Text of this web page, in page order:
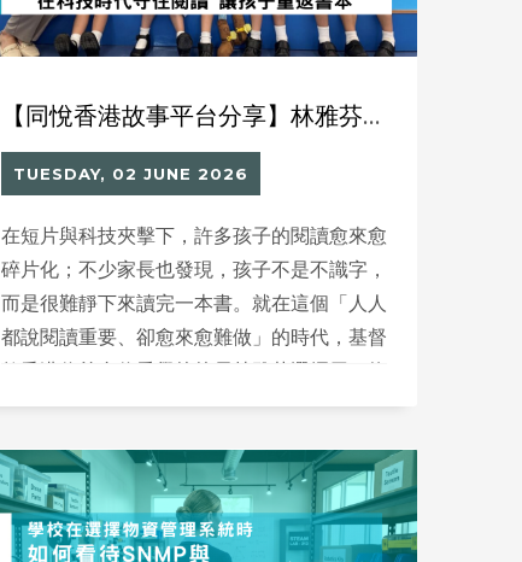
【同悅香港故事平台分享】林雅芬校長｜在科技時代守住閱讀 讓孩子重返書本
TUESDAY, 02 JUNE 2026
在短片與科技夾擊下，許多孩子的閱讀愈來愈
碎片化；不少家長也發現，孩子不是不識字，
而是很難靜下來讀完一本書。就在這個「人人
都說閱讀重要、卻愈來愈難做」的時代，基督
不走極端的路：她不把科技視為洪水猛獸，也
子，先把孩子帶進門，再把他們留在閱讀裡。
她的做法是先看見孩子，再談方法；先建立動
機，再談深讀。對她而言，教育的核心從來不